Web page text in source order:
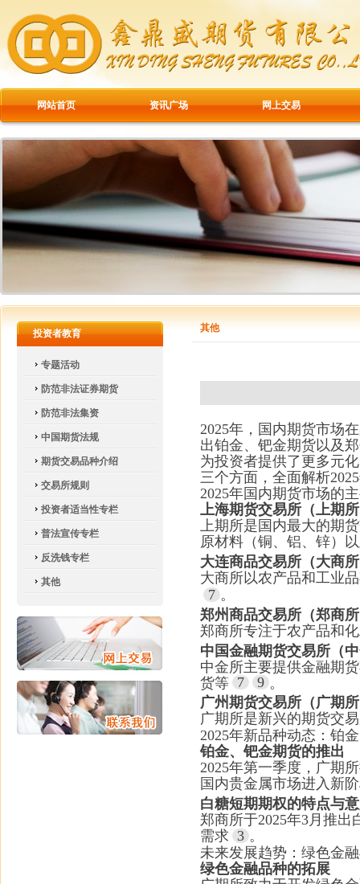
网站首页 资讯广场 网上交易
投资者教育
专题活动
防范非法证券期货
防范非法集资
中国期货法规
期货交易品种介绍
交易所规则
投资者适当性专栏
普法宣传专栏
反洗钱专栏
其他
其他
2025年，国内期货市场
出铂金、钯金期货以及
为投资者提供了更多元
三个方面，全面解析
2025年国内期货市场的
上海期货交易所（上期
上期所是国内最大的期
原材料（铜、铝、锌）
大连商品交易所（大商
大商所以农产品和工业
7 。
郑州商品交易所（郑商
郑商所专注于农产品和
中国金融期货交易所（
中金所主要提供金融期
货等 7 9 。
广州期货交易所（广期
广期所是新兴的期货交
2025年新品种动态：铂
铂金、钯金期货的推出
2025年第一季度，广期
国内贵金属市场进入新
白糖短期期权的特点与
郑商所于2025年3月推
需求 3 。
未来发展趋势：绿色金
绿色金融品种的拓展